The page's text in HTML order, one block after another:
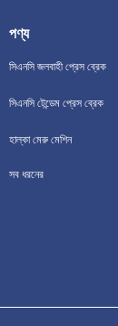
পণ্য
সিএনসি জলবাহী প্রেস ব্রেক
সিএনসি টেন্ডেম প্রেস ব্রেক
হাল্কা মেরু মেশিন
সব ধরনের